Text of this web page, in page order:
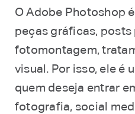
O Adobe Photoshop
peças gráficas,
fotomontagem,
visual. Por isso, ele é
quem deseja entrar
fotografia, social